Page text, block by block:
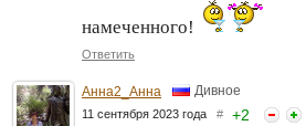
намеченного!
Ответить
Анна2_Анна Дивное
11 сентября 2023 года # +2